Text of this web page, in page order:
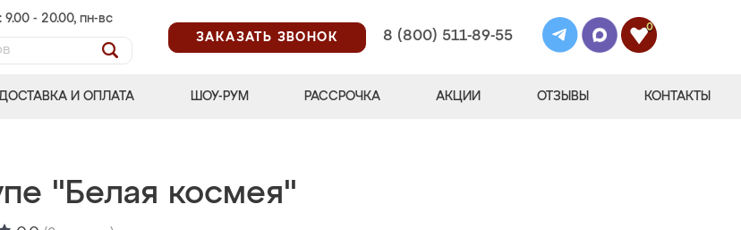
9.00 - 20.00, пн-вс
ЗАКАЗАТЬ ЗВОНОК
8 (800) 511-89-55
0
И ОПЛАТА ШОУ-РУМ РАССРОЧКА АКЦИИ ОТЗЫВЫ КОНТАКТЫ
"Белая космея"